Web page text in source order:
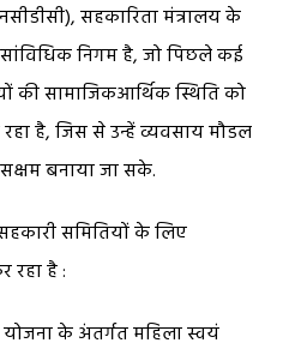
सहकारिता मंत्रालय के
निगम है, जो पिछले कई
की सामाजिकआर्थिक स्थिति को
है, जिस से उन्हें व्यवसाय मौडल
बनाया जा सके.
समितियों के लिए
रहा है :
के अंतर्गत महिला स्वयं